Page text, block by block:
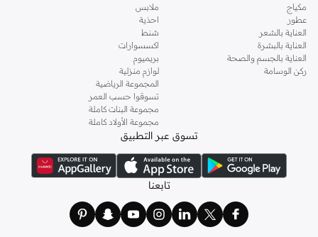
مكياج
عطور
العناية بالشعر
العناية بالبشرة
العناية بالجسم والصحة
ركن الوسامة
ملابس
احذية
شنط
اكسسوارات
بريميوم
لوازم منزلية
المجموعة الرياضية
تسوقوا حسب العمر
مجموعة البنات كاملة
مجموعة الأولاد كاملة
تسوق عبر التطبيق
تابعنا